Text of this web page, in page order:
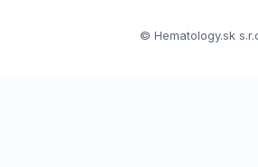
© Hematology.sk